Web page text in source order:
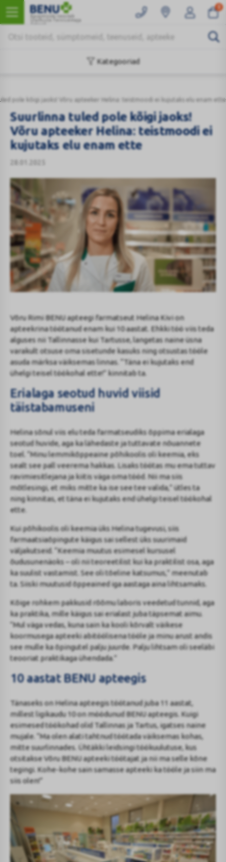
0
pole kõigi jaoks! Võru apteeker Helina: teistmoodi ei kujutaks elu enam ette
Kategooriad
Suurlinna tuled pole kõigi jaoks!
Võru apteeker Helina: teistmoodi ei
kujutaks elu enam ette
Võru Rimi BENU apteegi farmatseut Helina Kivi on
apteekrina töötanud enam kui 10 aastat. Ehkki töö viis teda
alguses nii Tallinnasse kui Tartusse, langetas naine üsna
varakult otsuse oma sisetunde kasuks ning otsustas tööle
asuda märksa väiksemas linnas. “Täna ei kujutaks end
ühelgi teisel töökohal ette!” kinnitab ta.
Erialaga seotud huvid viisid
täistabamuseni
Helina sõnul viis elu teda farmatseudiks õppima erialaga
seotud huvide, aga ka lähedaste ja tuttavate nõuannete
toel. “Minu lemmikõppeaine põhikoolis oli keemia, eks
sealt see pall veerema hakkas. Lisaks töötas mu ema tuttav
ravimiesitlejana ja kiitis väga oma tööd. Nii ma siis
mõtlesingi, et miks mitte ka ise see tee valida,” ütles ta
ning kinnitas, et täna ei kujutaks end ühelgi teisel töökohal
ette.
Kui põhikoolis oli keemia üks Helina tugevusi, siis
farmaatsiaõpingute käigus sai sellest üks suurimaid
väljakutseid. “Keemia muutus esimesel kursusel
õudusunenäoks – oli nii teoreetilist kui ka praktilist osa, aga
ka suulist vastamist. See oli tõeline katsumus,” meenutab
ta. Siiski muutusid õppeained iga aastaga aina lihtsamaks.
Kõige rohkem pakkusid rõõmu laboris veedetud tunnid, aga
ka praktika, mille käigus sai erialast juba täpsemat aimu.
“Mul väga vedas, kuna sain ka kooli kõrvalt väikese
koormusega apteeki abitöölisena tööle ja minu arust andis
see mulle ka õpingutel palju juurde. Palju lihtsam oli seeläbi
teooriat praktikaga ühendada.”
10 aastat BENU apteegis
Tänaseks on Helina apteegis töötanud juba 11 aastat,
millest ligikaudu 10 on möödunud BENU apteegis. Kuigi
esimesed töökohad olid Tallinnas ja Tartus, igatses naine
mujale. “Ma olen alati tahtnud töötada väiksemas kohas,
mitte suurlinnades. Ühtäkki leidsingi töökuulutuse, kus
otsitakse Võru BENU apteeki töötajat ja nii ma selle kõne
tegingi. Kohe-kohe sain samasse apteeki ka tööle ja siin ma
siis olen!”